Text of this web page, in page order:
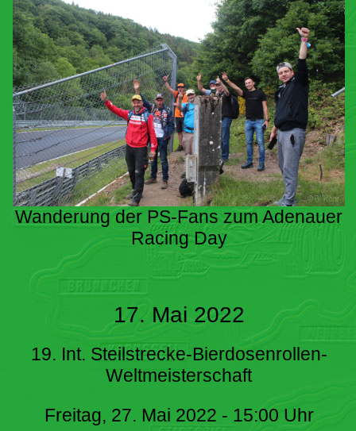
Wanderung der PS-Fans zum Adenauer
Racing Day
17. Mai 2022
19. Int. Steilstrecke-Bierdosenrollen-
Weltmeisterschaft
Freitag, 27. Mai 2022 - 15:00 Uhr